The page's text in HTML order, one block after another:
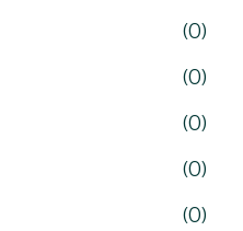
(0)
(0)
(0)
(0)
(0)